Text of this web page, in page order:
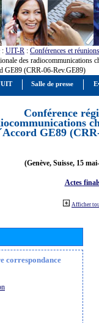
: UIT-R : Conférences et réunions
des radiocommunications
GE89 (CRR-06-Rev.GE89)
Conférence
´Accord GE89
(Genève, Suisse, 15
Actes
Afficher
correspondance
Salle de presse